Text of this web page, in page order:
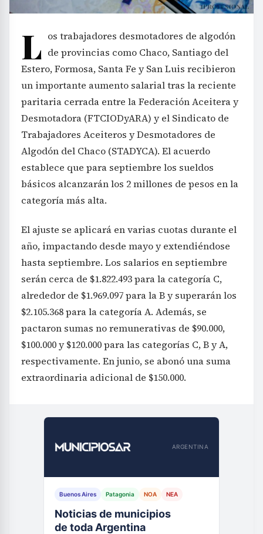
L os trabajadores desmotadores de algodón
de provincias como Chaco, Santiago del
Estero, Formosa, Santa Fe y San Luis recibieron
un importante aumento salarial tras la reciente
paritaria cerrada entre la Federación Aceitera y
Desmotadora (FTCIODyARA) y el Sindicato de
Trabajadores Aceiteros y Desmotadores de
Algodón del Chaco (STADYCA). El acuerdo
establece que para septiembre los sueldos
básicos alcanzarán los 2 millones de pesos en la
categoría más alta.
El ajuste se aplicará en varias cuotas durante el
año, impactando desde mayo y extendiéndose
hasta septiembre. Los salarios en septiembre
serán cerca de $1.822.493 para la categoría C,
alrededor de $1.969.097 para la B y superarán los
$2.105.368 para la categoría A. Además, se
pactaron sumas no remunerativas de $90.000,
$100.000 y $120.000 para las categorías C, B y A,
respectivamente. En junio, se abonó una suma
extraordinaria adicional de $150.000.
ARGENTINA
Buenos Aires Patagonia NOA NEA
Noticias de municipios
de toda Argentina